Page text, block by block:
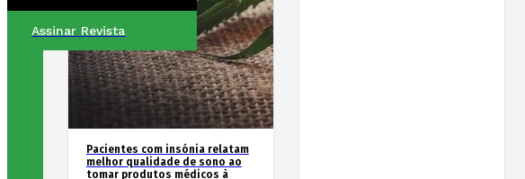
Assinar Revista
Pacientes com insónia relatam
melhor qualidade de sono ao
tomar produtos médicos à